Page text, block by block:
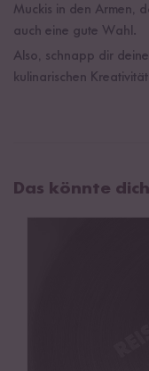
Muckis in den Armen,
auch eine gute Wahl.
Also, schnapp dir
kulinarischen
Das könnte